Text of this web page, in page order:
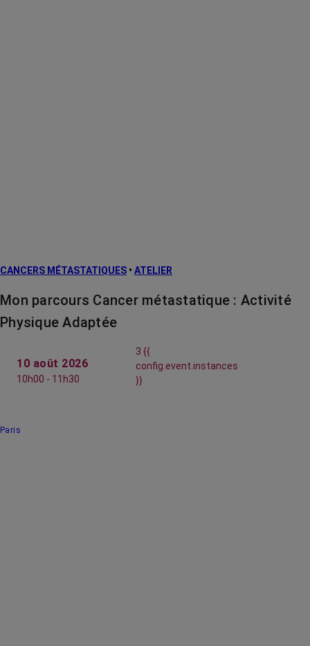
CANCERS MÉTASTATIQUES • ATELIER
Mon parcours Cancer métastatique : Activité
Physique Adaptée
10 août 2026
10h00 - 11h30
3 {{
config.event.instances
}}
Paris